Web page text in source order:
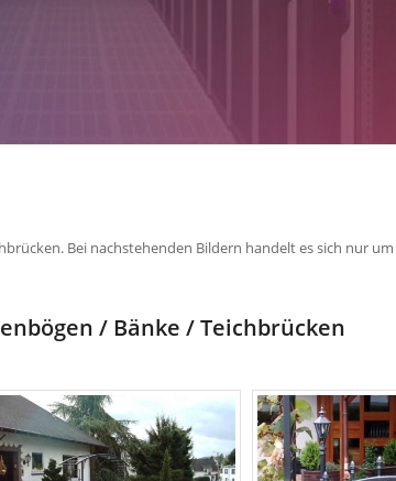
Bei nachstehenden Bildern handelt es sich nur
/ Bänke / Teichbrücken